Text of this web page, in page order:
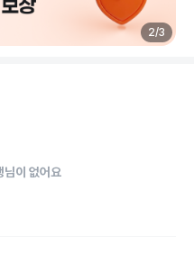
프스타일을 추구하는
할 수 있는 최적의 장
2/3
님이 없어요